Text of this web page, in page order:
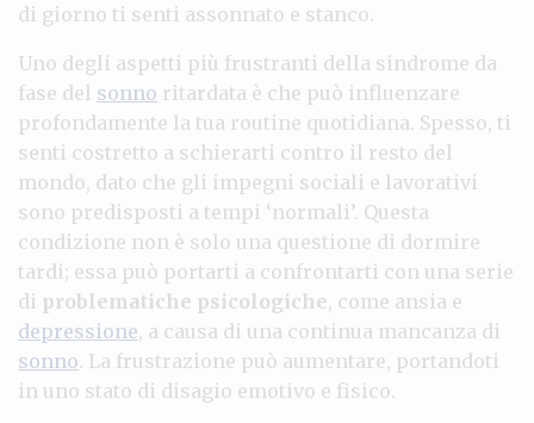
di giorno ti senti assonnato e stanco.
Uno degli aspetti più frustranti della sindrome da
fase del sonno ritardata è che può influenzare
profondamente la tua routine quotidiana. Spesso, ti
senti costretto a schierarti contro il resto del
mondo, dato che gli impegni sociali e lavorativi
sono predisposti a tempi ‘normali’. Questa
condizione non è solo una questione di dormire
tardi; essa può portarti a confrontarti con una serie
di problematiche psicologiche, come ansia e
depressione, a causa di una continua mancanza di
sonno. La frustrazione può aumentare, portandoti
in uno stato di disagio emotivo e fisico.